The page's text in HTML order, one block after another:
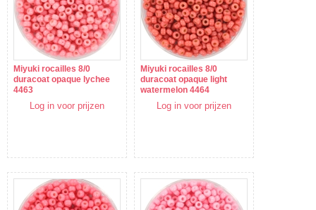
Miyuki rocailles 8/0
duracoat opaque lychee
4463
Log in voor prijzen
Miyuki rocailles 8/0
duracoat opaque light
watermelon 4464
Log in voor prijzen